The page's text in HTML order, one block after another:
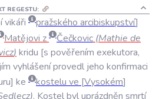
REGESTU:
vikáři pražského arcibiskupství
Matějovi z Čečkovic (Mathie de
) kridu s pověřením exekutora,
vyhlášeníprovedl jeho konfirmaci
ke kostelu ve Vysokém
). Kostelbyluprázdněn smrtí